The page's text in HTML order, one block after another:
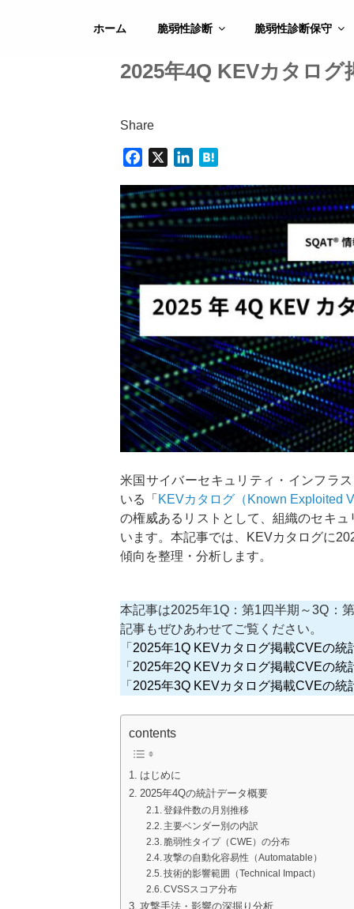
ホーム 脆弱性診断 脆弱性診断保守
2025年4Q KEVカタログ
Share
c
e
b
o
k
n
k
e
d
n
t
e
n
a
米国サイバーセキュリティ・インフラ
いる「 KEVカタログ（Known Exploited
の権威あるリストとして、組織のセキ
います。本記事では、KEVカタログに
傾向を整理・分析します。
本記事は2025年1Q：第1四半期～3Q：
記事もぜひあわせてご覧ください。
「 2025年1Q KEVカタログ掲載CVEの統
「 2025年2Q KEVカタログ掲載CVEの統
「 2025年3Q KEVカタログ掲載CVEの統
contents
はじめに
2025年4Qの統計データ概要
登録件数の月別推移
主要ベンダー別の内訳
脆弱性タイプ（CWE）の分布
攻撃の自動化容易性（Automatable）
技術的影響範囲（Technical Impact）
CVSSスコア分布
攻撃手法・影響の深掘り分析